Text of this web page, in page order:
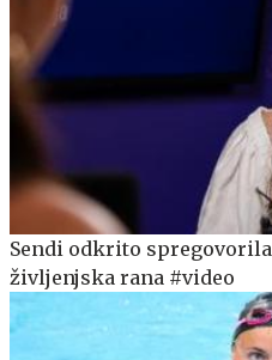
Sendi odkrito
življenjska rana #video